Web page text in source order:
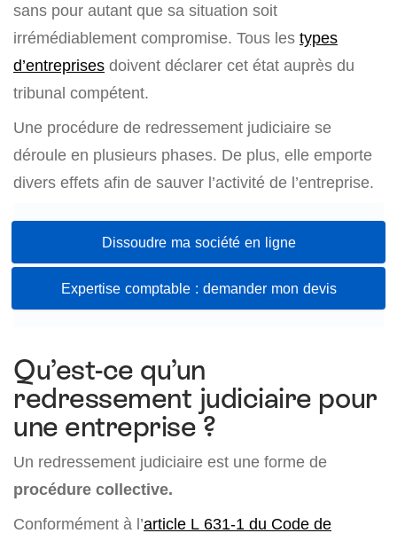
sans pour autant que sa situation soit
irrémédiablement compromise. Tous les types
d’entreprises doivent déclarer cet état auprès du
tribunal compétent.
Une procédure de redressement judiciaire se
déroule en plusieurs phases. De plus, elle emporte
divers effets afin de sauver l’activité de l’entreprise.
Dissoudre ma société en ligne
Expertise comptable : demander mon devis
Qu’est-ce qu’un
redressement judiciaire pour
une entreprise ?
Un redressement judiciaire est une forme de
procédure collective.
Conformément à l’article L 631-1 du Code de